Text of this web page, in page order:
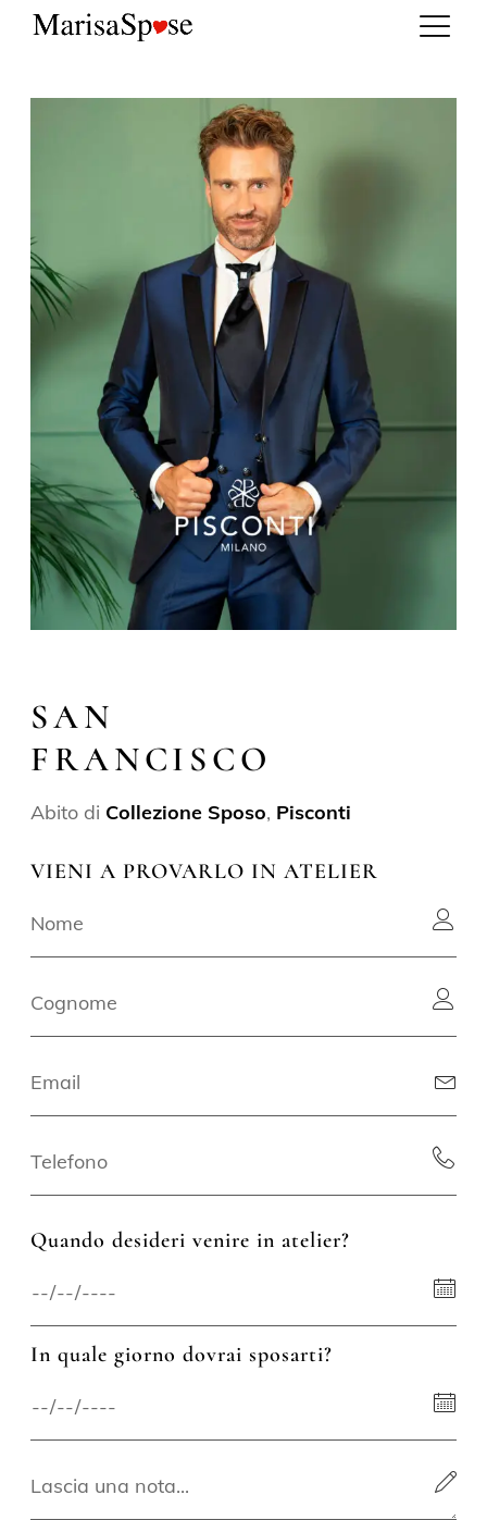
SAN
FRANCISCO
Abito di Collezione Sposo, Pisconti
VIENI A PROVARLO IN ATELIER
Quando desideri venire in atelier?
In quale giorno dovrai sposarti?